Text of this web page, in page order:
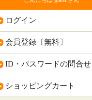
ログイン
会員登録〔無料〕
ID・パスワードの問合せ
ショッピングカート